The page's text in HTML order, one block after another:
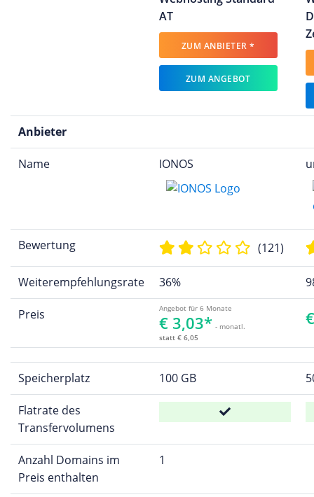
AT
ZUM ANBIETER *
ZUM ANGEBOT
Anbieter
Name IONOS
Bewertung (121)
Weiterempfehlungsrate 36%
Preis Angebot für 6 Monate
€ 3,03* - monatl.
statt € 6,05
Speicherplatz 100 GB
Flatrate des
Transfervolumens
Anzahl Domains im
Preis enthalten
1